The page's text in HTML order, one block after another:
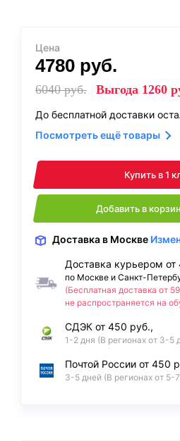
Цена
4780 руб.
6040руб. Выгода 1260
До бесплатной доставки
Посмотреть ещё товары
Купить в 1
Добавить в
Доставка в Москве
Доставка курьером от
по Москве и Санкт-
(Бесплатная доставка от
не распространяется на
СДЭК от 450 руб.,
1-2 дня (В регионах от 3-5
Почтой России от 450
3-5 дней (В регионах от 5-